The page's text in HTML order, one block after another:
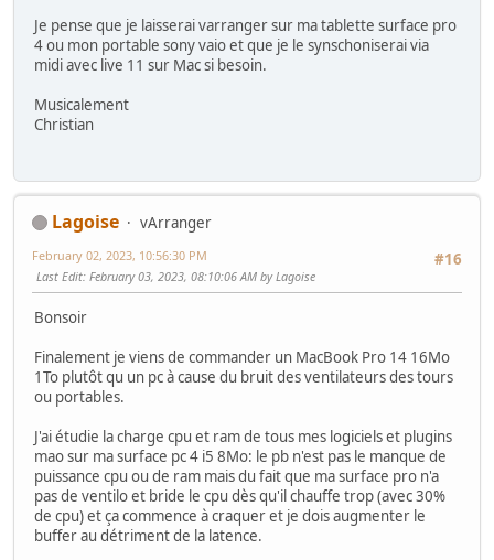
Je pense que je laisserai varranger sur ma tablette surface pro
4 ou mon portable sony vaio et que je le synschoniserai via
midi avec live 11 sur Mac si besoin.
Musicalement
Christian
Lagoise
vArranger
#16
February 02, 2023, 10:56:30 PM
Last Edit: February 03, 2023, 08:10:06 AM by Lagoise
Bonsoir
Finalement je viens de commander un MacBook Pro 14 16Mo
1To plutôt qu un pc à cause du bruit des ventilateurs des tours
ou portables.
J'ai étudie la charge cpu et ram de tous mes logiciels et plugins
mao sur ma surface pc 4 i5 8Mo: le pb n'est pas le manque de
puissance cpu ou de ram mais du fait que ma surface pro n'a
pas de ventilo et bride le cpu dès qu'il chauffe trop (avec 30%
de cpu) et ça commence à craquer et je dois augmenter le
buffer au détriment de la latence.